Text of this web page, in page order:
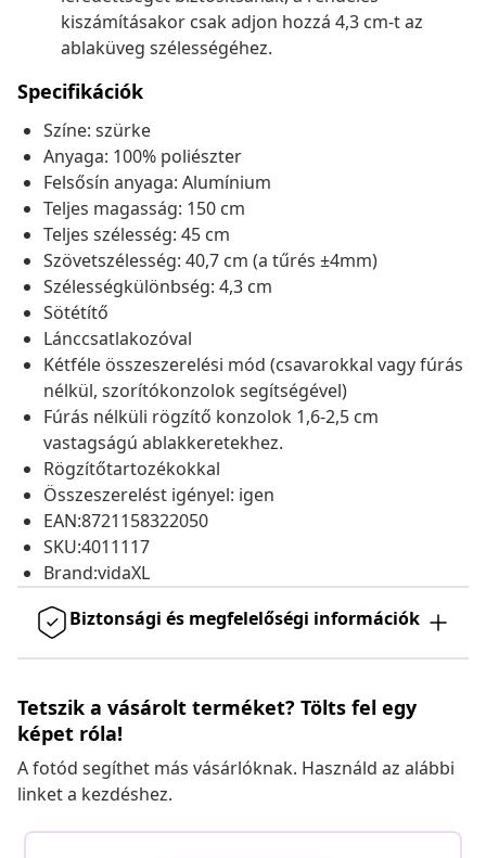
kiszámításakor csak adjon hozzá 4,3 cm-t az
ablaküveg szélességéhez.
Specifikációk
Színe: szürke
Anyaga: 100% poliészter
Felsősín anyaga: Alumínium
Teljes magasság: 150 cm
Teljes szélesség: 45 cm
Szövetszélesség: 40,7 cm (a tűrés ±4mm)
Szélességkülönbség: 4,3 cm
Sötétítő
Lánccsatlakozóval
Kétféle összeszerelési mód (csavarokkal vagy fúrás
nélkül, szorítókonzolok segítségével)
Fúrás nélküli rögzítő konzolok 1,6-2,5 cm
vastagságú ablakkeretekhez.
Rögzítőtartozékokkal
Összeszerelést igényel: igen
EAN:8721158322050
SKU:4011117
Brand:vidaXL
Biztonsági és megfelelőségi információk
Tetszik a vásárolt terméket? Tölts fel egy
képet róla!
A fotód segíthet más vásárlóknak. Használd az alábbi
linket a kezdéshez.